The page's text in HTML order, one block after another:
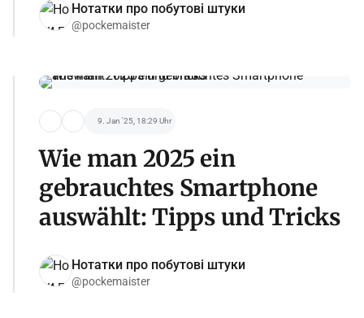
Нотатки про побутові штуки
@pockemaister
9. Jan '25, 18:29 Uhr
Wie man 2025 ein
gebrauchtes Smartphone
auswählt: Tipps und Tricks
Нотатки про побутові штуки
@pockemaister